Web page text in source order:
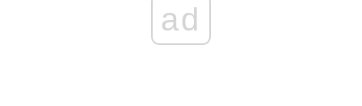
ad